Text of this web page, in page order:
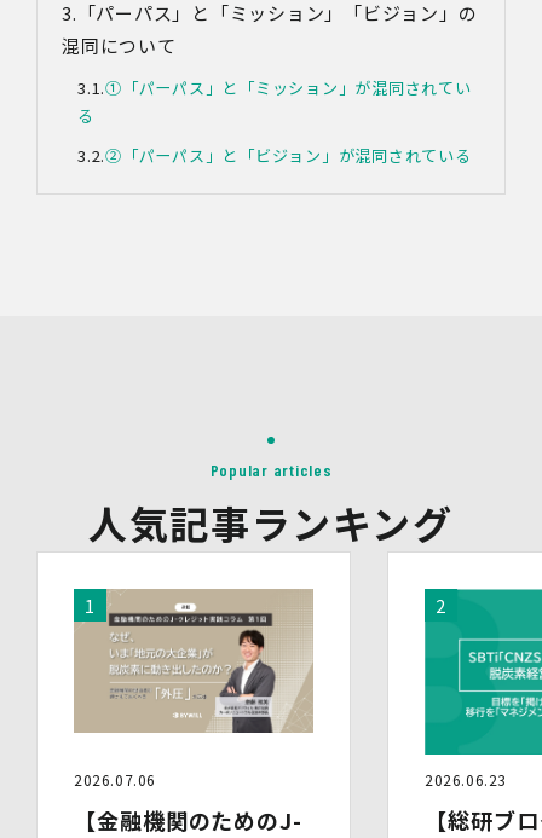
正確な把握のため
・取得した情報を解析又は分析して、当社サービス「環境
価値創出支援」「環境価値売買」「脱炭素コンサルティン
グ」「ブランドコンサルティング」の改善・開発を行うた
め
・統計資料の作成のため
セミナーを通じて取得した情報
(3)第三者提供の方法
(4)その他
上記の内容によらない個人情報の第三者提供を行う場合に
意を得ます。
5.委託
当社は、上記利用目的の達成に必要な範囲内において、個
人情報の取扱いの全部又は一部を委託する場合がありま
す。個人情報の取扱いを外部に委託する際は、十分な情報
管理水準を確保している委託先を選定するとともに、当該
当社は、個人情報保護法、個人情報保護方針及び本方針に
「パーパス」と「ミッション」「ビジョン」の
混同について
①「パーパス」と「ミッション」が混同されてい
る
②「パーパス」と「ビジョン」が混同されている
Popular articles
人気記事ランキング
2026.07.06
【金融機関のためのJ-
2026.06.23
【総研ブ